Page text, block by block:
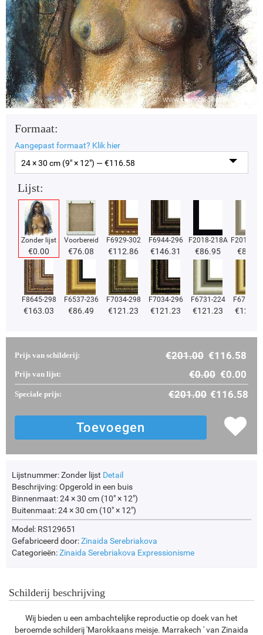
Formaat:
Aangepast formaat? Klik hier
24 × 30 cm (9" × 12") — €116.58
Lijst:
Zonder lijst
€0.00
Voorbereid
€76.08
F6929-302
€112.86
F6944-296
€146.31
F2018-218A
€86.95
F2018-
€86.95
F8645-298
€163.03
F6537-236
€86.49
F7034-298
€121.23
F7034-296
€121.23
F6731-224
€121.23
F6731-
€
Prijs van schilderij: €201.00 €116.58
Prijs van lijst: €0.00 €0.00
Speciale prijs: €201.00 €116.58
Lijstnummer:Zonder lijst Detail
Beschrijving:Opgerold in een buis
Binnenmaat:24 × 30 cm (10" × 12")
Buitenmaat:24 × 30 cm (10" × 12")
Model: RS129651
Gefabriceerd door:Zinaida Serebriakova
Categorieën:Zinaida Serebriakova Expressionisme
Schilderij beschrijving
Wij bieden u een ambachtelijke reproductie op doek van het
beroemde schilderij 'Marokkaans meisje. Marrakech ' van Zinaida